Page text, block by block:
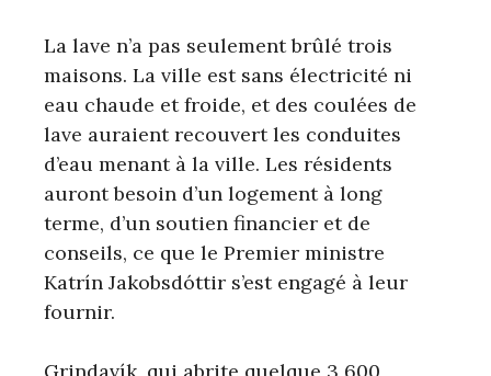
La lave n’a pas seulement brûlé trois
maisons. La ville est sans électricité ni
eau chaude et froide, et des coulées de
lave auraient recouvert les conduites
d’eau menant à la ville. Les résidents
auront besoin d’un logement à long
terme, d’un soutien financier et de
conseils, ce que le Premier ministre
Katrín Jakobsdóttir s’est engagé à leur
fournir.
Grindavík, qui abrite quelque 3 600